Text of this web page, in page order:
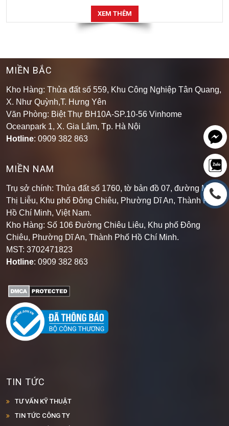
XEM THÊM
MIỀN BẮC
Kho Hàng: Thửa đất số 559, Khu Công Nghiệp Tân Quang,
X. Như Quỳnh,T. Hưng Yên
Văn Phòng: Biệt Thự BH10A-SP.10-56 Vinhome
Oceanpark 1, X. Gia Lâm, Tp. Hà Nội
Hotline: 0909 382 863
MIỀN NAM
Trụ sở chính: Thửa đất số 1760, tờ bản đồ 07, đường Mạch
Thị Liễu, Khu phố Đông Chiêu, Phường Dĩ An, Thành Phố
Hồ Chí Minh, Việt Nam.
Kho Hàng: Số 106 Đường Chiêu Liêu, Khu phố Đông
Chiêu, Phường Dĩ An, Thành Phố Hồ Chí Minh.
MST: 3702471823
Hotline: 0909 382 863
TIN TỨC
TƯ VẤN KỸ THUẬT
TIN TỨC CÔNG TY